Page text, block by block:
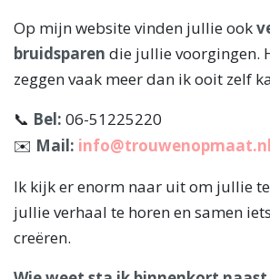
Op mijn website vinden jullie ook
bruidsparen die jullie voorgingen.
zeggen vaak meer dan ik ooit zelf
📞 Bel: 06-51225220
✉️ Mail: info@trouwenopmaat.nl
Ik kijk er enorm naar uit om jullie
jullie verhaal te horen en samen
creëren.